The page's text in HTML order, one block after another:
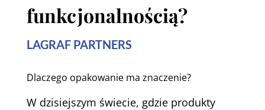
funkcjonalnością?
LAGRAF PARTNERS
Dlaczego opakowanie ma znaczenie?
W dzisiejszym świecie, gdzie produkty